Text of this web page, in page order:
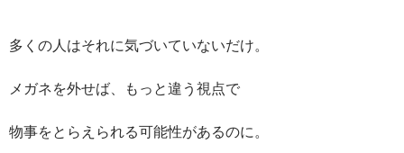
多くの人はそれに気づいていないだけ。
メガネを外せば、もっと違う視点で
物事をとらえられる可能性があるのに。